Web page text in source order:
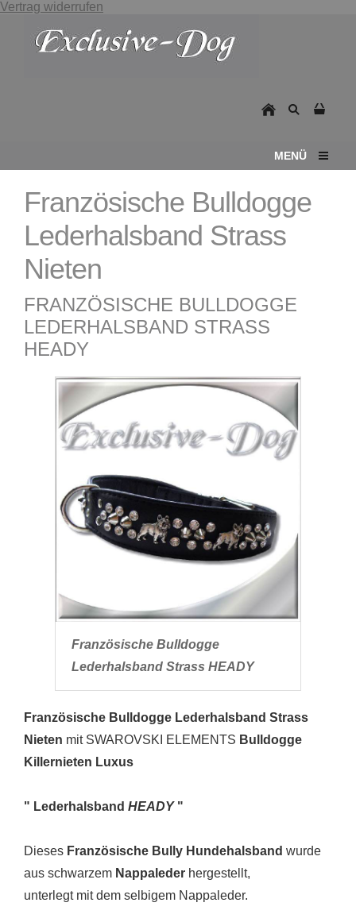
Vertrag widerrufen
MENÜ
Französische Bulldogge
Lederhalsband Strass
Nieten
FRANZÖSISCHE BULLDOGGE
LEDERHALSBAND STRASS
HEADY
Französische Bulldogge
Lederhalsband Strass HEADY
Französische Bulldogge Lederhalsband Strass
Nieten mit SWAROVSKI ELEMENTS Bulldogge
Killernieten Luxus
" Lederhalsband HEADY "
Dieses Französische Bully Hundehalsband wurde
aus schwarzem Nappaleder hergestellt,
unterlegt mit dem selbigem Nappaleder.